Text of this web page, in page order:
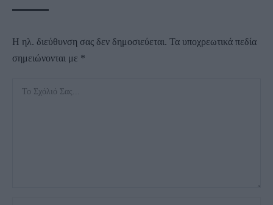
Η ηλ. διεύθυνση σας δεν δημοσιεύεται. Τα υποχρεωτικά πεδία
σημειώνονται με *